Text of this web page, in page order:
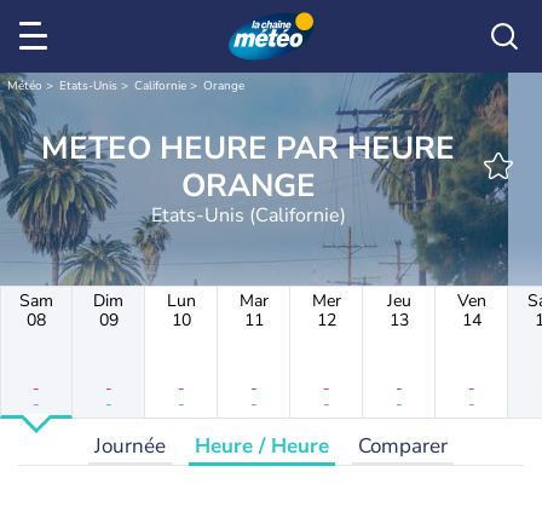
Météo Etats-Unis Californie Orange
METEO HEURE PAR HEURE
ORANGE
Etats-Unis (Californie)
Sam
08
-
-
Dim
09
-
-
Lun
10
-
-
Mar
11
-
-
Mer
12
-
-
Jeu
13
-
-
Ven
14
-
-
Journée Heure / Heure Comparer